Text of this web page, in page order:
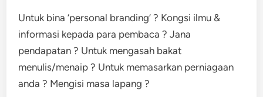
Untuk bina ‘personal branding’ ? Kongsi ilmu &
informasi kepada para pembaca ? Jana
pendapatan ? Untuk mengasah bakat
menulis/menaip ? Untuk memasarkan perniagaan
anda ? Mengisi masa lapang ?